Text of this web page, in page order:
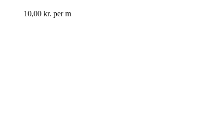
10,00 kr. per m